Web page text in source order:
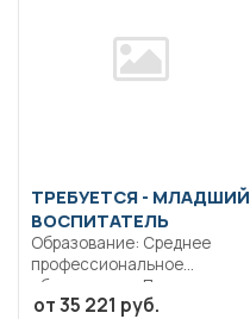
ТРЕБУЕТСЯ - МЛАДШИЙ
ВОСПИТАТЕЛЬ
Образование: Среднее
профессиональное
образование.. Поддержание
чистоты и порядка в...
от 35 221 руб.